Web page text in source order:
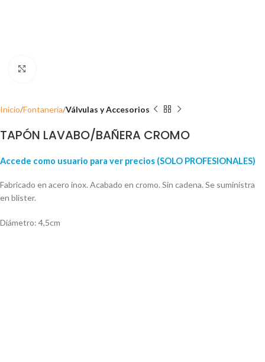
Inicio Fontanería Válvulas y Accesorios
TAPÓN LAVABO/BAÑERA CROMO
Accede como usuario para ver precios (SOLO PROFESIONALES)
Fabricado en acero inox. Acabado en cromo. Sin cadena. Se suministra
en blister.
Diámetro: 4,5cm